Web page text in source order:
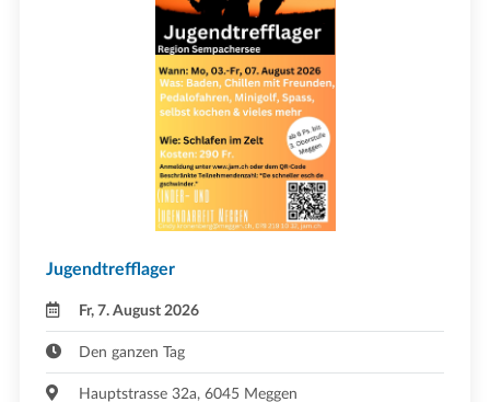
Jugendtrefflager
Fr, 7. August 2026
Den ganzen Tag
Hauptstrasse 32a, 6045 Meggen